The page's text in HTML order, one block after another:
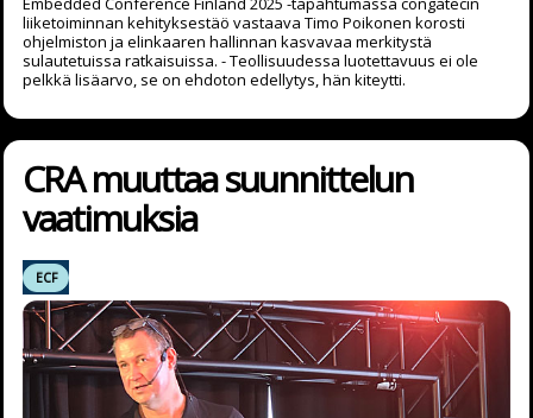
liiketoiminnan kehityksestäö vastaava Timo Poikonen korosti
ohjelmiston ja elinkaaren hallinnan kasvavaa merkitystä
sulautetuissa ratkaisuissa. - Teollisuudessa luotettavuus ei ole
pelkkä lisäarvo, se on ehdoton edellytys, hän kiteytti.
CRA muuttaa suunnittelun
vaatimuksia
ECF